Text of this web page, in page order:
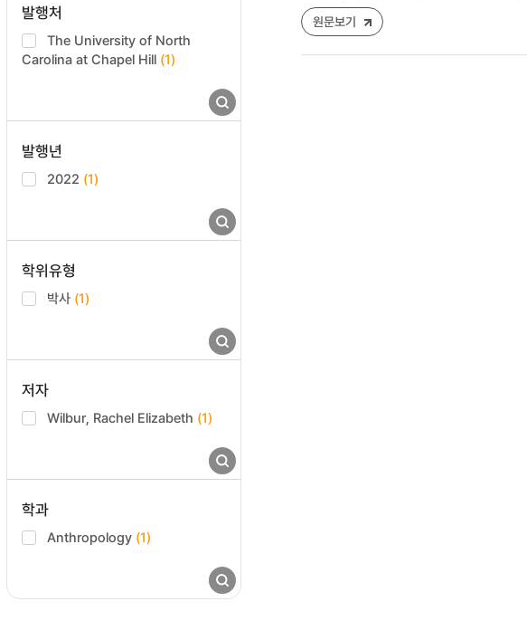
발행처
The University of North
Carolina at Chapel Hill (1)
발행년
2022 (1)
학위유형
박사 (1)
저자
Wilbur, Rachel Elizabeth (1)
학과
Anthropology (1)
원문보기